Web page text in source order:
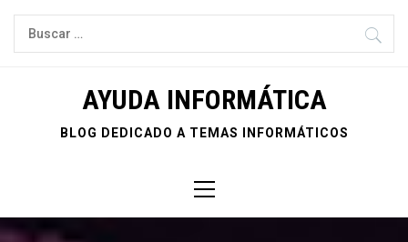
Buscar:
AYUDA INFORMÁTICA
BLOG DEDICADO A TEMAS INFORMÁTICOS
principal